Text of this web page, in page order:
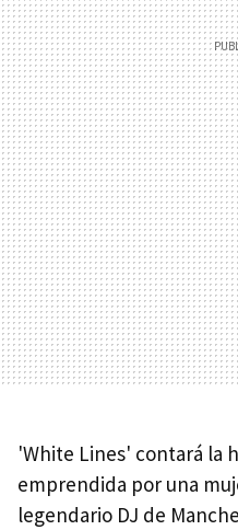
'White Lines' contará la
emprendida por una
legendario DJ de